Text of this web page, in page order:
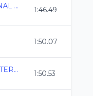
3ERA COPA NACIONAL VALVIDUB CDMX 2025 1:46.49
1:50.07
COPA MEXICO MASTERS C.C. 1:50.53